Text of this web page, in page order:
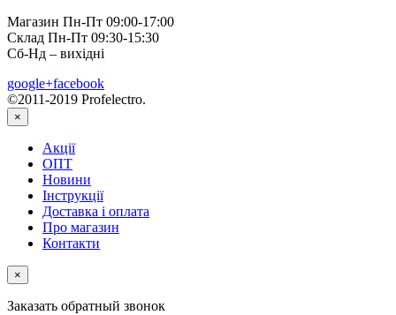
Магазин Пн-Пт 09:00-17:00
Склад Пн-Пт 09:30-15:30
Сб-Нд – вихідні
google+facebook
©2011-2019 Profelectro.
×
Акції
ОПТ
Новини
Інструкції
Доставка і оплата
Про магазин
Контакти
×
Заказать обратный звонок